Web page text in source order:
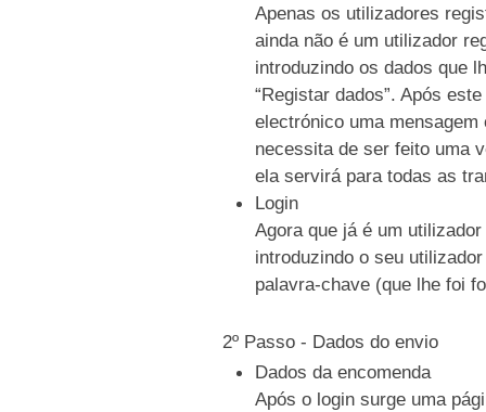
Apenas os utilizadores
ainda não é um utilizador
introduzindo os dados que
“Registar dados”. Após
electrónico uma
necessita de ser feito uma
ela servirá para todas as
Login
Agora que já é um
introduzindo o seu
palavra-chave (que lhe foi
2º Passo - Dados do envio
Dados da encomenda
Após o login surge uma